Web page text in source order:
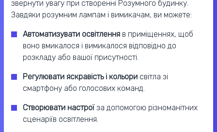
звернути увагу при створенні Розумного будинку.
Завдяки розумним лампам і вимикачам, ви можете:
Автоматизувати освітлення в приміщеннях, щоб
воно вмикалося і вимикалося відповідно до
розкладу або вашої присутності.
Регулювати яскравість і кольори світла зі
смартфону або голосових команд.
Створювати настроїза допомогою різноманітних
сценаріїв освітлення.